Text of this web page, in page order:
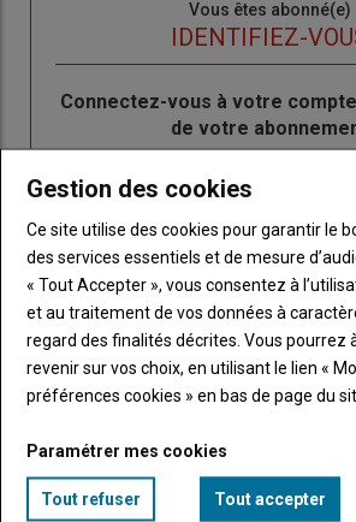
Vous êtes abonné(e)
IDENTIFIEZ-
Body
Connectez-vous à votre
de votre
"Créer
un
nouveau
compte"
Lien
"Réinitialiser
votre
mot
de
passe"
Réinitialiser votre mot de
Lien
"Je
me
connecte"
Je me connecte
Sous-
titre
Vous n'êtes pas
BodyChoisissez votre formule et
compte pour accéder à tout
Gestion des cookies
Ce site utilise des cookies pour garantir le
des services essentiels et de mesure
« Tout Accepter », vous consentez à
et au traitement de vos données à
regard des finalités décrites. Vous pourrez
revenir sur vos choix, en utilisant le lien «
préférences cookies » en bas de page du
Paramétrer mes cookies
Tout refuser Tout accepter